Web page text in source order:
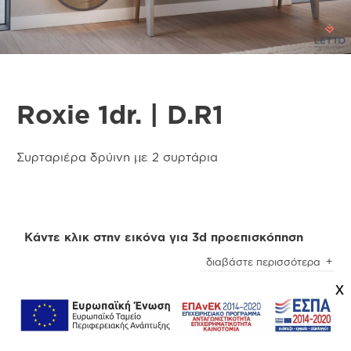
Roxie 1dr. | D.R1
Συρταριέρα δρύινη με 2 συρτάρια
Κάντε κλικ στην εικόνα για 3d προεπισκόπηση
απόκλιση μεταξύ των φωτογραφιών και των
φυσικών αντικειμένων. Για την καλύτερη
διαβάστε περισσότερα
Πληροφορίες
x